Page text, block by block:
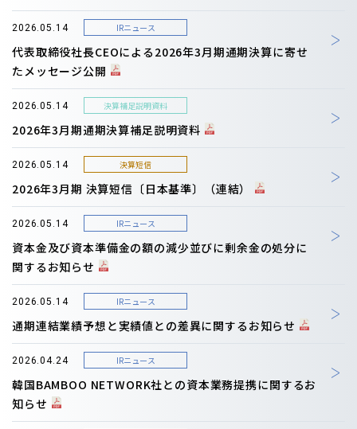
2026.05.14 IRニュース
代表取締役社長CEOによる2026年3月期通期決算に寄せ
たメッセージ公開
2026.05.14 決算補足説明資料
2026年3月期通期決算補足説明資料
2026.05.14 決算短信
2026年3月期 決算短信〔日本基準〕（連結）
2026.05.14 IRニュース
資本金及び資本準備金の額の減少並びに剰余金の処分に
関するお知らせ
2026.05.14 IRニュース
通期連結業績予想と実績値との差異に関するお知らせ
2026.04.24 IRニュース
韓国BAMBOO NETWORK社との資本業務提携に関するお
知らせ